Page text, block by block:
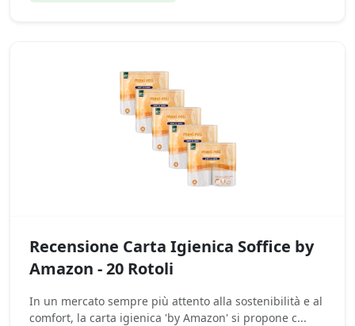
Recensione Carta Igienica Soffice by
Amazon - 20 Rotoli
In un mercato sempre più attento alla sostenibilità e al
comfort, la carta igienica 'by Amazon' si propone c...